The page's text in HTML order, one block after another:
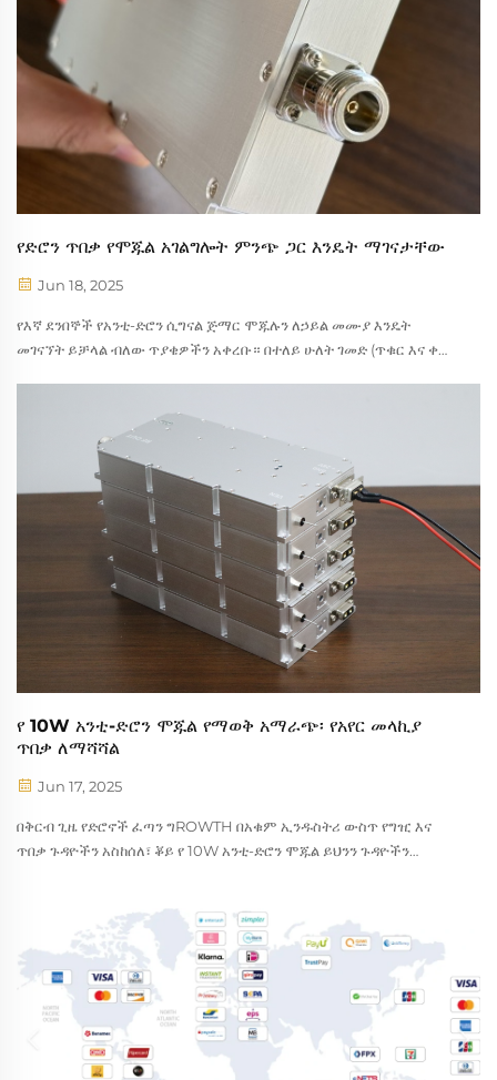
የድሮን ጥበቃ የሞጁል አገልግሎት ምንጭ ጋር እንዴት ማገናታቸው
Jun 18, 2025
የእኛ ደንበኞች የአንቲ-ድሮን ሲግናል ጅማር ሞጁሉን ለኃይል መሙያ እንዴት
መገናኘት ይቻላል ብለው ጥያቄዎችን አቀረቡ። በተለይ ሁለት ገመድ (ጥቁር እና ቀ
የ 10W አንቲ-ድሮን ሞጁል የማወቅ አማራጭ፡ የአየር መላኪያ
ጥበቃ ለማሻሻል
Jun 17, 2025
በቅርብ ጊዜ የድሮኖች ፈጣን ግROWTH በአቁም ኢንዱስትሪ ውስጥ የግዢ እና
ጥበቃ ጉዳዮችን አስከሰለ፣ ቖይ የ 10W አንቲ-ድሮን ሞጁል ይህንን ጉዳዮችን